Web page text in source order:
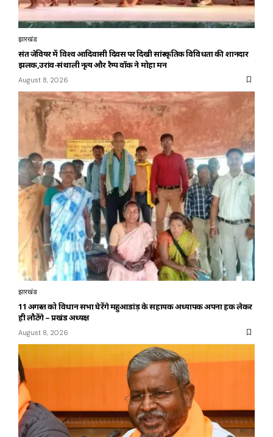
झारखंड
संत जेवियर में विश्व आदिवासी दिवस पर दिखी सांस्कृतिक विविधता की शानदार
झलक,उरांव-संथाली नृत्य और रैम्प वॉक ने मोहा मन
August 8, 2026
झारखंड
11 अगस्त को विधान सभा घेरेंगे महुआडांड़ के सहायक अध्यापक अपना हक लेकर
ही लौटेंगे – प्रखंड अध्यक्ष
August 8, 2026